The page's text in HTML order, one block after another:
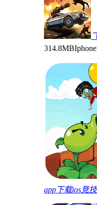
314.8MB
app下载ios竞